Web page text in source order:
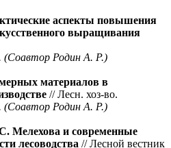
аспекты повышения
выращивания
(Соавтор Родин А. Р.)
материалов в
// Лесн. хоз-во.
(Соавтор Родин А. Р.)
Мелехова и современные
лесоводства // Лесной вестник